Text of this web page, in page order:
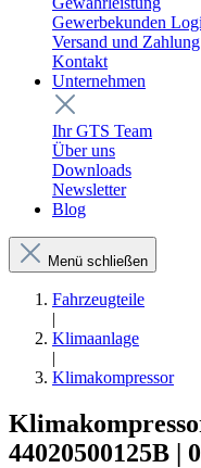
Gewerbekunden
Versand und Zahlung
Kontakt
Unternehmen
Ihr GTS Team
Über uns
Downloads
Newsletter
Blog
Menü schließen
Fahrzeugteile
|
Klimaanlage
|
Klimakompressor
44020500125B |